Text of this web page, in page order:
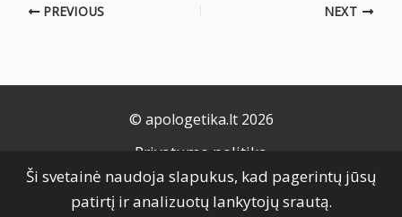
PREVIOUS NEXT
© apologetika.lt 2026
Privatumo politika
Naudojimo taisyklės
Slapukų politika
Ši svetainė naudoja slapukus, kad pagerintų jūsų
patirtį ir analizuotų lankytojų srautą.